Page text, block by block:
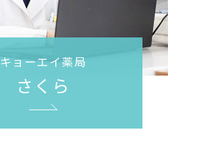
キョーエイ薬局
さくら